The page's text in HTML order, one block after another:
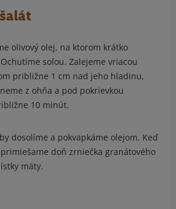
olivový olej, na ktorom krátko
soľou. Zalejeme vriacou
približne 1 cm nad jeho hladinu,
z ohňa a pod pokrievkou
10 minút.
dosolíme a pokvapkáme olejom. Keď
doň zrniečka granátového
mäty.